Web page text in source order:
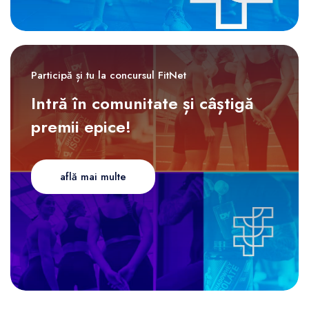
Participă și tu la concursul FitNet
Intră în comunitate și câștigă
premii epice!
află mai multe